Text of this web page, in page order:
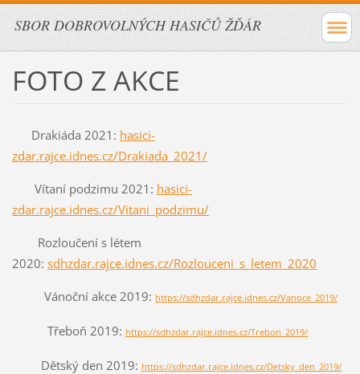
SBOR DOBROVOLNÝCH HASIČŮ ŽĎÁR
FOTO Z AKCE
Drakiáda 2021: hasici-
zdar.rajce.idnes.cz/Drakiada_2021/
Vítaní podzimu 2021: hasici-
zdar.rajce.idnes.cz/Vitani_podzimu/
Rozloučení s létem
2020: sdhzdar.rajce.idnes.cz/Rozlouceni_s_letem_2020
Vánoční akce 2019: https://sdhzdar.rajce.idnes.cz/Vanoce_2019/
Třeboň 2019: https://sdhzdar.rajce.idnes.cz/Trebon_2019/
Dětský den 2019: https://sdhzdar.rajce.idnes.cz/Detsky_den_2019/